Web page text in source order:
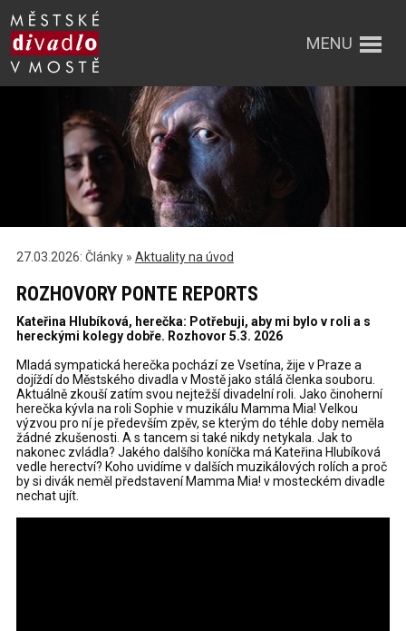
MENU
27.03.2026: Články » Aktuality na úvod
ROZHOVORY PONTE REPORTS
Kateřina Hlubíková, herečka: Potřebuji, aby mi bylo v roli a s
hereckými kolegy dobře. Rozhovor 5.3. 2026
Mladá sympatická herečka pochází ze Vsetína, žije v Praze a
dojíždí do Městského divadla v Mostě jako stálá členka souboru.
Aktuálně zkouší zatím svou nejtežší divadelní roli. Jako činoherní
herečka kývla na roli Sophie v muzikálu Mamma Mia! Velkou
výzvou pro ní je především zpěv, se kterým do téhle doby neměla
žádné zkušenosti. A s tancem si také nikdy netykala. Jak to
nakonec zvládla? Jakého dalšího koníčka má Kateřina Hlubíková
vedle herectví? Koho uvidíme v dalších muzikálových rolích a proč
by si divák neměl představení Mamma Mia! v mosteckém divadle
nechat ujít.